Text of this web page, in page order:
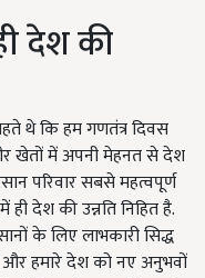
देश की
थे कि हम गणतंत्र दिवस
खेतों में अपनी मेहनत से देश
परिवार सबसे महत्वपूर्ण
ही देश की उन्नति निहित है.
के लिए लाभकारी सिद्ध
और हमारे देश को नए अनुभवों